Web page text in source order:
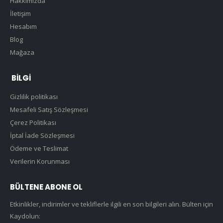
İletişim
Hesabım
Blog
Mağaza
BILGI
Gizlilik politikası
Mesafeli Satış Sözleşmesi
Çerez Politikası
İptal İade Sözleşmesi
Ödeme ve Teslimat
Verilerin Korunması
BÜLTENE ABONE OL
Etkinlikler, indirimler ve tekliflerle ilgili en son bilgileri alın. Bülten için
Kaydolun: